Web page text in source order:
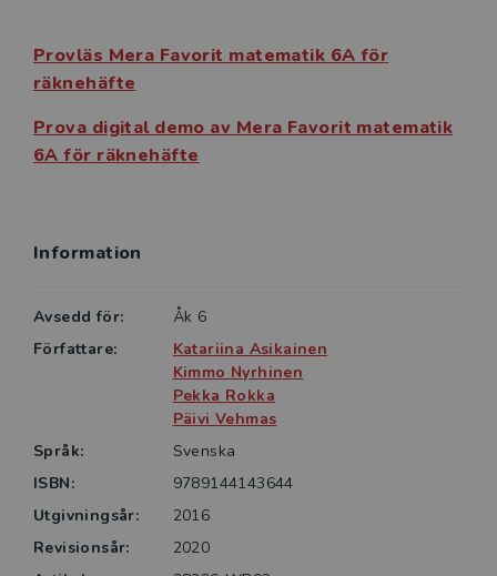
Tomoyo – ett spelifierat digitalt läromedel med fokus
på färdighetsträning och repetition. Med variation och
motivationshöjande inslag från spelens värld ökar
eleverna sina kunskaper inom grundläggande
Provläs Mera Favorit matematik 6A för
räknehäfte
Prova digital demo av Mera Favorit matematik
6A för räknehäfte
Information
Avsedd för:
Åk 6
Författare:
Katariina Asikainen
Kimmo Nyrhinen
Pekka Rokka
Päivi Vehmas
Språk:
Svenska
ISBN:
9789144143644
Utgivningsår:
2016
Revisionsår:
2020